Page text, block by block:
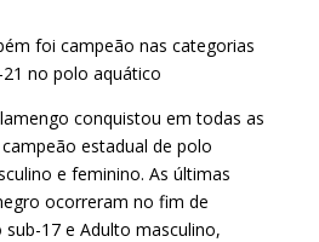
foi campeão nas categorias
21 no polo aquático
conquistou em todas as
estadual de polo
e feminino. As últimas
ocorreram no fim de
17 e Adulto masculino,